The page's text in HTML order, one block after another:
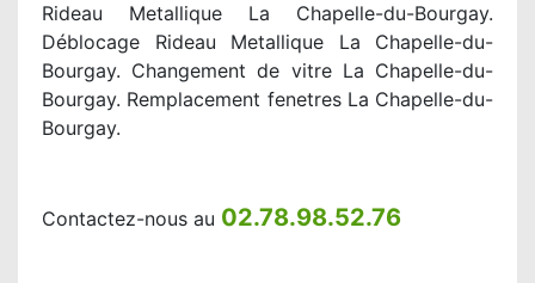
Rideau Metallique La Chapelle-du-Bourgay.
Déblocage Rideau Metallique La Chapelle-du-
Bourgay. Changement de vitre La Chapelle-du-
Bourgay. Remplacement fenetres La Chapelle-du-
Bourgay.
Contactez-nous au 02.78.98.52.76